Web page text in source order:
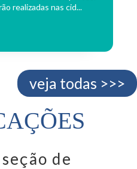
realizadas nas cid...
veja todas >>>
de